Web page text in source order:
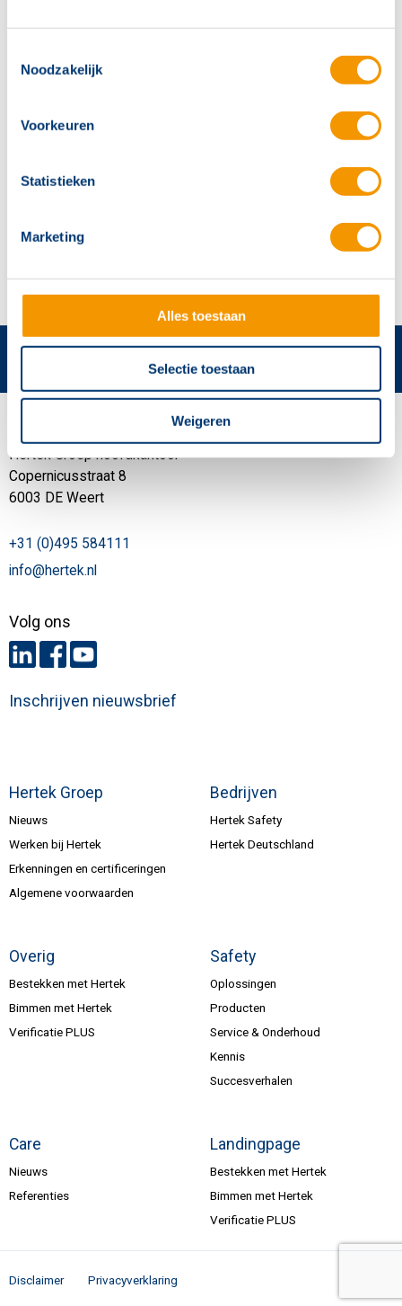
Noodzakelijk
Voorkeuren
Statistieken
Marketing
Alles toestaan
Selectie toestaan
Weigeren
Campus in de vorm van praktische e-Learnings.
Hertek Groep
Nieuws
Werken bij Hertek
Erkenningen en certificeringen
Algemene voorwaarden
Bedrijven
Hertek Safety
Hertek Deutschland
Overig
Bestekken met Hertek
Bimmen met Hertek
Verificatie PLUS
Safety
Oplossingen
Producten
Service & Onderhoud
Kennis
Succesverhalen
Care
Nieuws
Referenties
Landingpage
Bestekken met Hertek
Bimmen met Hertek
Verificatie PLUS
Hertek Groep hoofdkantoor
Copernicusstraat 8
6003 DE Weert
+31 (0)495 584111
info@hertek.nl
Volg ons
Inschrijven nieuwsbrief
Disclaimer Privacyverklaring